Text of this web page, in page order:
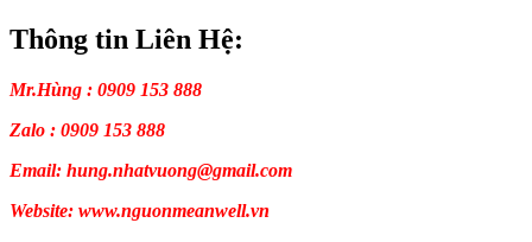
Thông tin Liên Hệ:
Mr.Hùng : 0909 153 888
Zalo : 0909 153 888
Email: hung.nhatvuong@gmail.com
Website: www.nguonmeanwell.vn